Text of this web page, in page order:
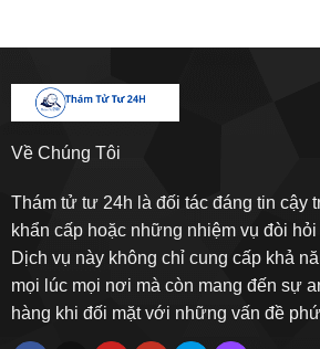
Về Chúng Tôi
Thám tử tư 24h là đối tác đáng tin cậy
khẩn cấp hoặc những nhiệm vụ đòi
Dịch vụ này không chỉ cung cấp khả
mọi lúc mọi nơi mà còn mang đến sự
hàng khi đối mặt với những vấn đề